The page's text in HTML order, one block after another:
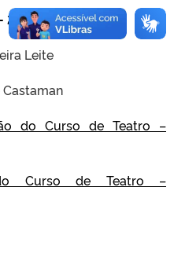
2024
Leite
do Curso de Teatro –
Curso de Teatro –